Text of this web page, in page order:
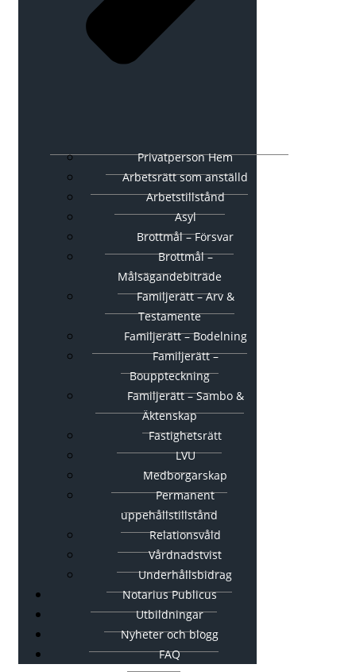
Privatperson Hem
Arbetsrätt som anställd
Arbetstillstånd
Asyl
Brottmål – Försvar
Brottmål –
Målsägandebiträde
Familjerätt – Arv &
Testamente
Familjerätt – Bodelning
Familjerätt –
Bouppteckning
Familjerätt – Sambo &
Äktenskap
Fastighetsrätt
LVU
Medborgarskap
Permanent
uppehållstillstånd
Relationsvåld
Vårdnadstvist
Underhållsbidrag
Notarius Publicus
Utbildningar
Nyheter och blogg
FAQ